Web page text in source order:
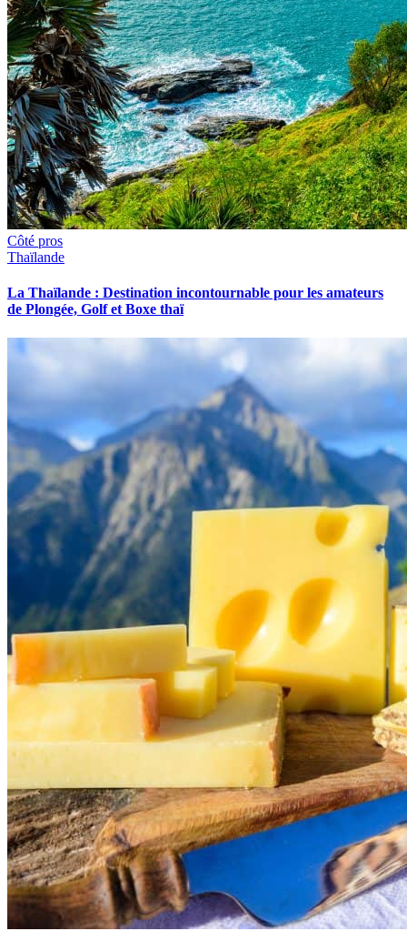
Côté pros
Thaïlande
La Thaïlande : Destination incontournable pour les amateurs
de Plongée, Golf et Boxe thaï